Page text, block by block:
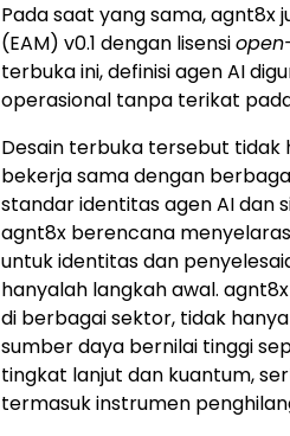
Pada saat yang sama, agnt8x
(EAM) v0.1 dengan lisensi
terbuka ini, definisi agen AI
operasional tanpa terikat
Desain terbuka tersebut tidak
bekerja sama dengan
standar identitas agen AI dan
agnt8x berencana
untuk identitas dan
hanyalah langkah awal.
di berbagai sektor, tidak
sumber daya bernilai tinggi
tingkat lanjut dan kuantum,
termasuk instrumen